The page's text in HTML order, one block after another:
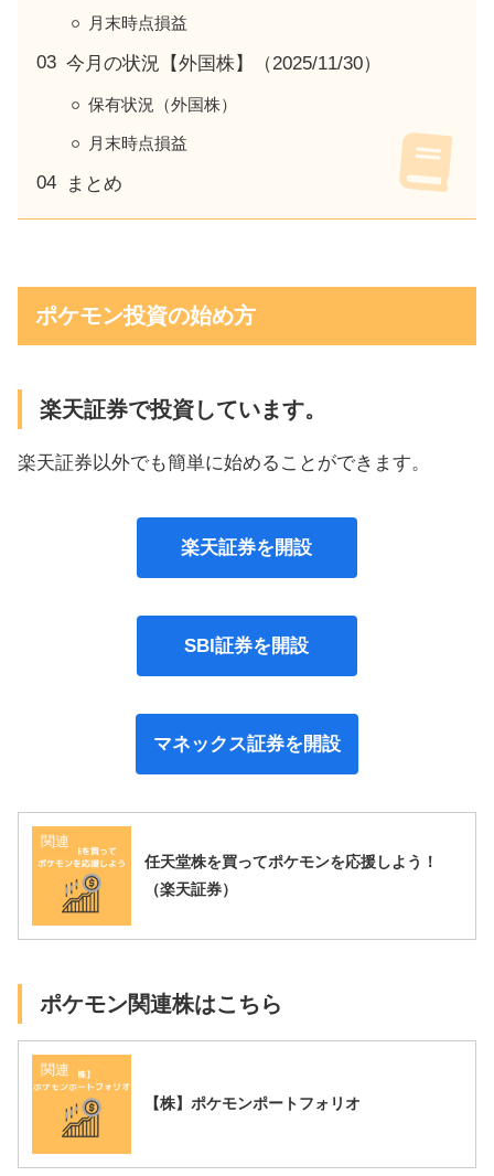
月末時点損益
今月の状況【外国株】（2025/11/30）
保有状況（外国株）
月末時点損益
まとめ
ポケモン投資の始め方
楽天証券で投資しています。
楽天証券以外でも簡単に始めることができます。
楽天証券を開設
SBI証券を開設
マネックス証券を開設
関連
任天堂株を買ってポケモンを応援しよう！
（楽天証券）
ポケモン関連株はこちら
関連
【株】ポケモンポートフォリオ